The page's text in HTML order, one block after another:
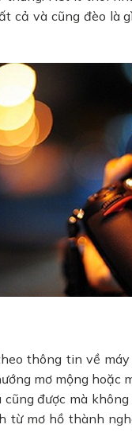
cả và cũng đèo là
thông tin về
mơ mộng hoặc
được mà
từ mơ hồ thành